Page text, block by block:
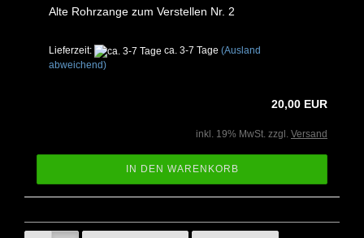
Alte Rohrzange zum Verstellen Nr. 2
Lieferzeit: ca. 3-7 Tage (Ausland
abweichend)
20,00 EUR
inkl. 19% MwSt. zzgl. Versand
IN DEN WARENKORB